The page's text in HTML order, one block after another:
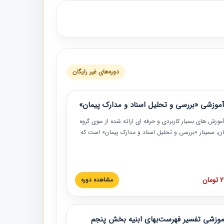
دوره‌های غیر رایگان
«بررسی و تحلیل اسناد و مدارک پیمان»
های بسیار کاربردی و حرفه‏ ای ارائه شده از سوی گروه
سمینار «بررسی و تحلیل اسناد و مدارک پیمان» است که
این خصوص ارائه شده است.
مشاهده دوره
تفسیر فهرست‌بهای ابنیه بخش پنجم